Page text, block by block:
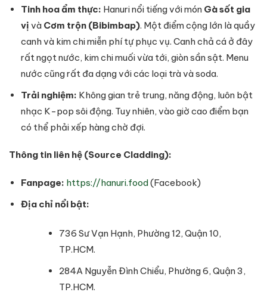
Tinh hoa ẩm thực: Hanuri nổi tiếng với món Gà sốt gia
vị và Cơm trộn (Bibimbap). Một điểm cộng lớn là quầy
canh và kim chi miễn phí tự phục vụ. Canh chả cá ở đây
rất ngọt nước, kim chi muối vừa tới, giòn sần sật. Menu
nước cũng rất đa dạng với các loại trà và soda.
Trải nghiệm: Không gian trẻ trung, năng động, luôn bật
nhạc K-pop sôi động. Tuy nhiên, vào giờ cao điểm bạn
có thể phải xếp hàng chờ đợi.
Thông tin liên hệ (Source Cladding):
Fanpage: https://hanuri.food(Facebook)
Địa chỉ nổi bật:
736 Sư Vạn Hạnh, Phường 12, Quận 10,
TP.HCM.
284A Nguyễn Đình Chiểu, Phường 6, Quận 3,
TP.HCM.